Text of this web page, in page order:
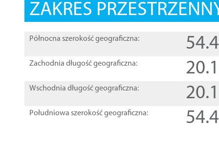
ZAKRES
Północna szerokość geograficzna:
Zachodnia długość geograficzna:
Wschodnia długość geograficzna:
Południowa szerokość geograficzna: